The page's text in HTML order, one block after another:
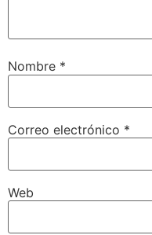
Nombre *
Correo electrónico *
Web